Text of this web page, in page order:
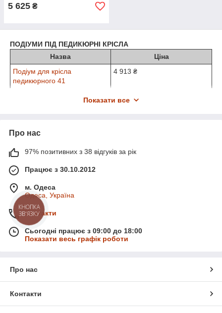
5 625 ₴
ПОДІУМИ ПІД ПЕДИКЮРНІ КРІСЛА
Назва
Ціна
Подіум для крісла
педикюрного 41
4 913 ₴
педикюрного Pod-07
педикюрного Pod-01а
❱ Назва категорії
❱ Кількість товарів
❱ Найдешевший товар
❱ Найдорожчий товар
Показати все
Про нас
97% позитивних з 38 відгуків за рік
Працює з 30.10.2012
м. Одеса
Одеса, Україна
Контакти
Сьогодні працює з 09:00 до 18:00
Показати весь графік роботи
Про нас
Контакти
КНОПКА
ЗВ'ЯЗКУ